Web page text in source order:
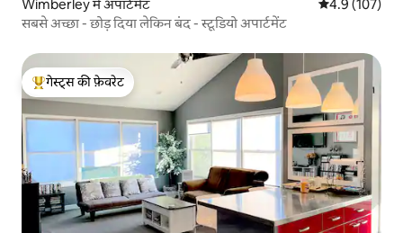
Wimberley में अपार्टमेंट औसत रेटिंग 5 में
4.9 (107)
सबसे अच्छा - छोड़ दिया लेकिन बंद - स्टूडियो अपार्टमेंट
गेस्ट्स का टॉप फ़ेवरेट
गेस्ट्स की फ़ेवरेट